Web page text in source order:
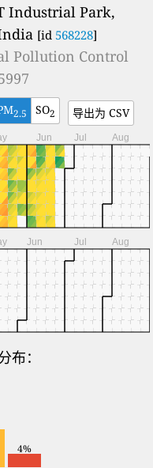
Industrial Park,
[id 568228]
Pollution Control
2.5 SO2 导出为 CSV
Jun Jul Aug
Jun Jul Aug
布：
4%